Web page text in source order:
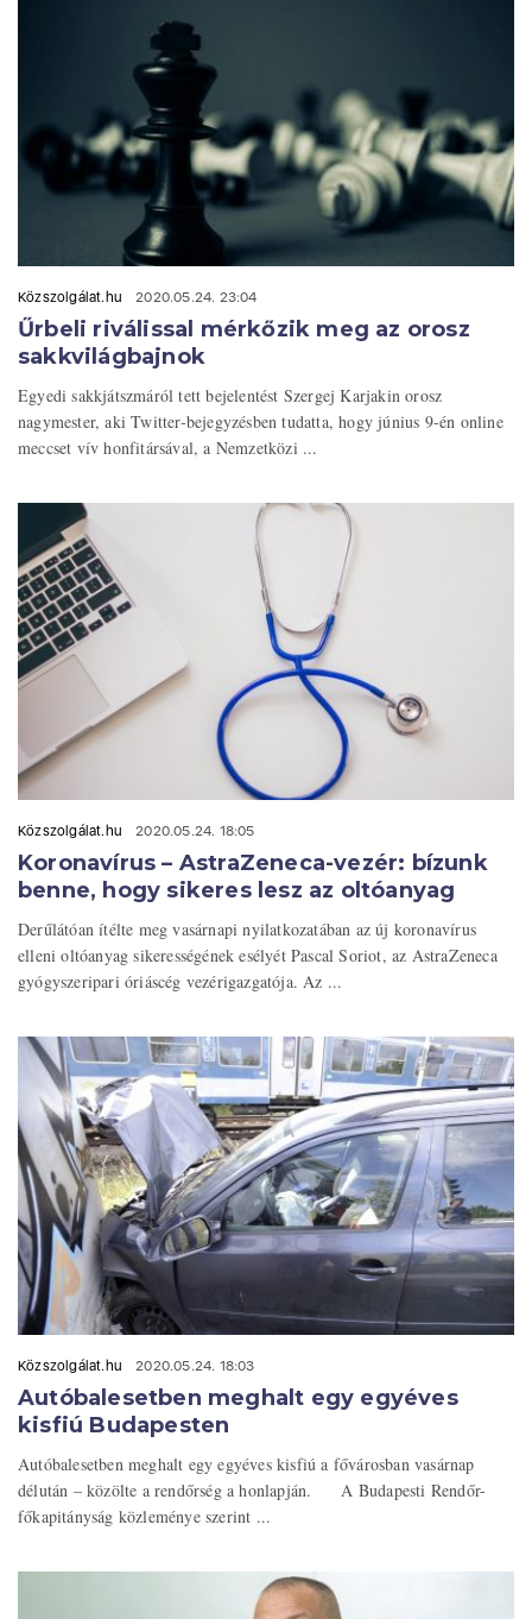
Közszolgálat.hu 2020.05.24. 23:04
Űrbeli riválissal mérkőzik meg az orosz
sakkvilágbajnok
Egyedi sakkjátszmáról tett bejelentést Szergej Karjakin orosz
nagymester, aki Twitter-bejegyzésben tudatta, hogy június 9-én online
meccset vív honfitársával, a Nemzetközi ...
Közszolgálat.hu 2020.05.24. 18:05
Koronavírus – AstraZeneca-vezér: bízunk
benne, hogy sikeres lesz az oltóanyag
Derűlátóan ítélte meg vasárnapi nyilatkozatában az új koronavírus
elleni oltóanyag sikerességének esélyét Pascal Soriot, az AstraZeneca
gyógyszeripari óriáscég vezérigazgatója. Az ...
Közszolgálat.hu 2020.05.24. 18:03
Autóbalesetben meghalt egy egyéves
kisfiú Budapesten
Autóbalesetben meghalt egy egyéves kisfiú a fővárosban vasárnap
délután – közölte a rendőrség a honlapján. A Budapesti Rendőr-
főkapitányság közleménye szerint ...